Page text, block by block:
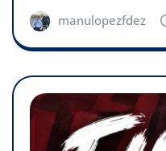
manulopezfdez